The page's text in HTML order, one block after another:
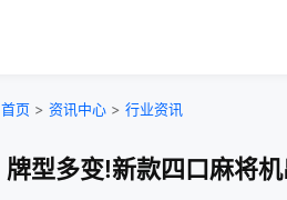
首页 > 资讯中心 > 行业资讯
牌型多变!新款四口麻将